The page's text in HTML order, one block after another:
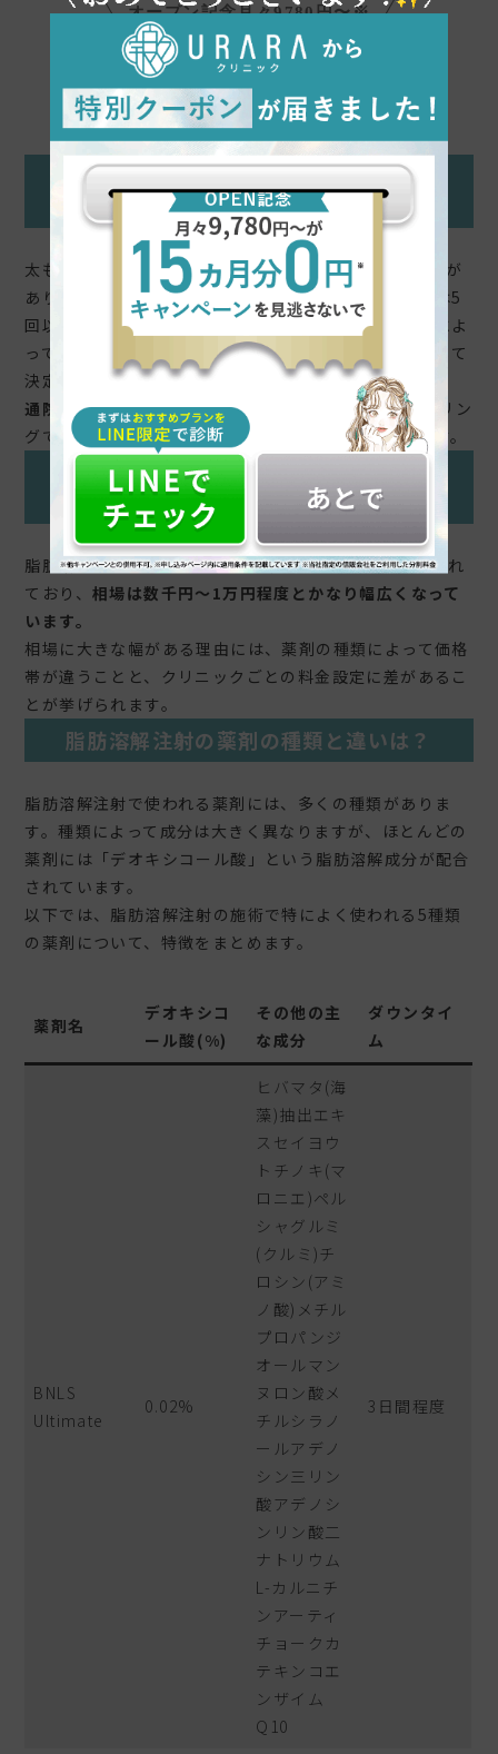
オープン記念月々9780円〜※
無料カウンセリングはこちら
※当社指定の信販会社をご利用いただいた分割料金
太ももの脂肪溶解注射に
必要な回数や頻度は？
太ももの脂肪溶解注射は、少なくとも3回以上打つ必要が
あります。継続するほど効果が表れやすいため、理想は5
回以上です。推奨される回数は、使用する薬剤の種類によ
って異なるため、具体的な内容はカウンセリングを通して
決定します。
通院の頻度は、2〜4週間おきが一般的です。カウンセリン
グでは、一定のサイクルで施術の計画を組んでいきます。
脂肪溶解注射の
料金相場は？
脂肪溶解注射にかかる費用は、薬剤1ccあたりで定められ
ており、 相場は数千円〜1万円程度とかなり幅広くなって
います。
相場に大きな幅がある理由には、薬剤の種類によって価格
帯が違うことと、クリニックごとの料金設定に差があるこ
とが挙げられます。
脂肪溶解注射の薬剤の種類と違いは？
脂肪溶解注射で使われる薬剤には、多くの種類がありま
す。種類によって成分は大きく異なりますが、ほとんどの
薬剤には「デオキシコール酸」という脂肪溶解成分が配合
されています。
以下では、脂肪溶解注射の施術で特によく使われる5種類
の薬剤について、特徴をまとめます。
薬剤名
デオキシコ
ール酸(%)
その他の主
な成分
ダウンタイ
ム
BNLS
Ultimate
0.02%
ヒバマタ(海
藻)抽出エキ
スセイヨウ
トチノキ(マ
ロニエ)ペル
シャグルミ
(クルミ)チ
ロシン(アミ
ノ酸)メチル
プロパンジ
オールマン
ヌロン酸メ
チルシラノ
ールアデノ
シン三リン
酸アデノシ
ンリン酸二
ナトリウム
L-カルニチ
ンアーティ
チョークカ
テキンコエ
ンザイム
Q10
3日間程度